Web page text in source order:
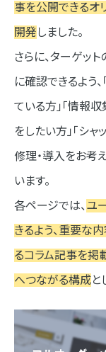
事を公開できるオ
開発しました。
さらに、ターゲッ
に確認できるよう
ている方」「情報
をしたい方」「シ
修理・導入をお考
います。
各ページでは、ユ
きるよう、重要な
るコラム記事を掲
へつながる構成と